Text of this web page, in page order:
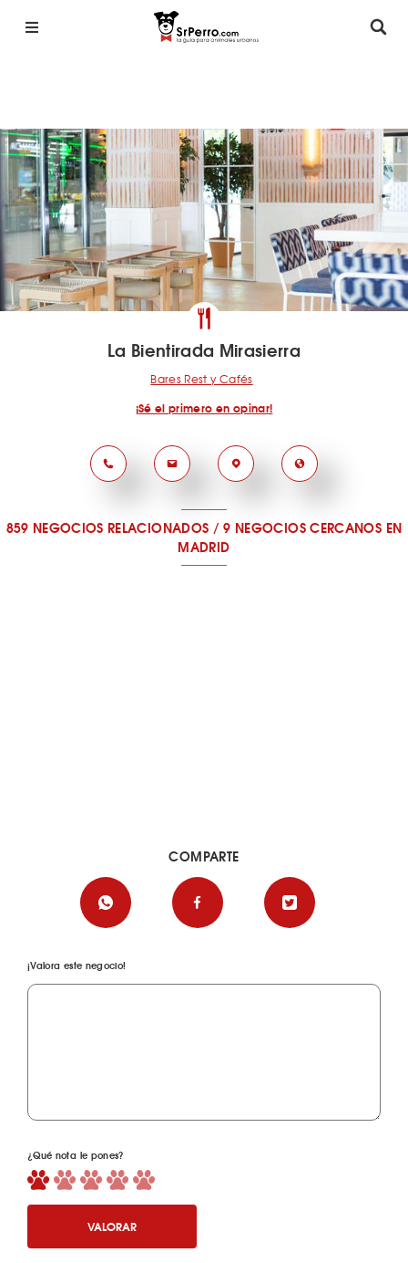
La Bientirada Mirasierra
Bares Rest y Cafés
¡Sé el primero en opinar!
859 NEGOCIOS RELACIONADOS /9 NEGOCIOS CERCANOS EN
MADRID
¡Valora este negocio!
¿Qué nota le pones?
VALORAR
COMPARTE